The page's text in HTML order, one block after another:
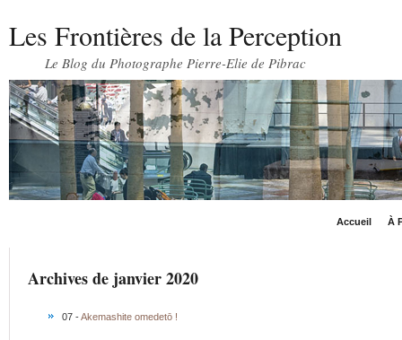
Les Frontières de la Perception
Le Blog du Photographe Pierre-Elie de Pibrac
Accueil À
Archives de janvier 2020
07 -Akemashite omedetō !